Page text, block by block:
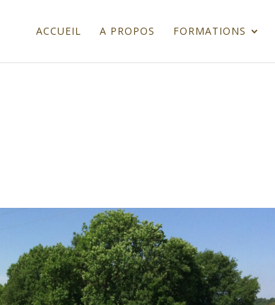
ACCUEIL A PROPOS FORMATIONS